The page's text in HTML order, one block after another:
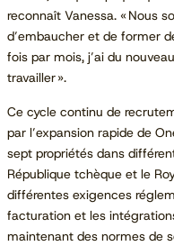
reconnaît Vanessa. « Nous
d’embaucher et de former
fois par mois, j’ai du
travailler ».
Ce cycle continu de
par l’expansion rapide de
sept propriétés dans
République tchèque et le
différentes exigences
facturation et les
maintenant des normes de